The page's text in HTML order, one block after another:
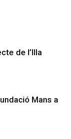
de l’Illa
Mans a